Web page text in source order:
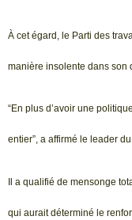
À cet égard, le Parti des
manière insolente dans son
“En plus d’avoir une
entier”, a affirmé le leader
Il a qualifié de mensonge
qui aurait déterminé le